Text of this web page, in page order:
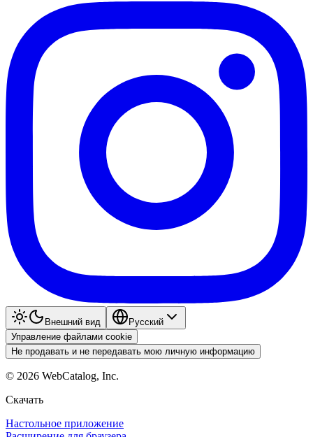
Внешний вид
Pyccкий
Управление файлами cookie
Не продавать и не передавать мою личную информацию
© 2026 WebCatalog, Inc.
Скачать
Настольное приложение